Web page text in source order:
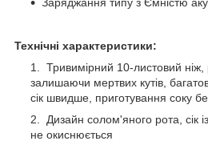
Заряджання типу з Ємністю
Технічні характеристики:
Тривимірний 10-листовий ніж,
залишаючи мертвих кутів,
сік швидше, приготування соку
Дизайн солом'яного рота, сік
не окиснюється